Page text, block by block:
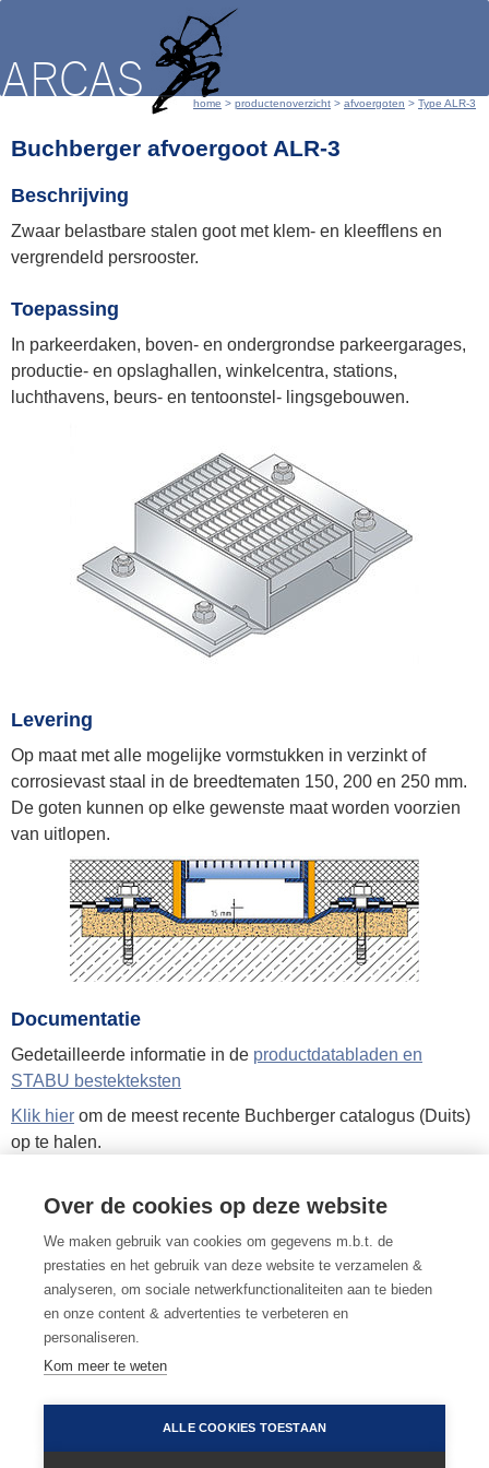
home > productenoverzicht > afvoergoten > Type ALR-3
Buchberger afvoergoot ALR-3
Beschrijving
Zwaar belastbare stalen goot met klem- en kleefflens en
vergrendeld persrooster.
Toepassing
In parkeerdaken, boven- en ondergrondse parkeergarages,
productie- en opslaghallen, winkelcentra, stations,
luchthavens, beurs- en tentoonstel- lingsgebouwen.
Levering
Op maat met alle mogelijke vormstukken in verzinkt of
corrosievast staal in de breedtematen 150, 200 en 250 mm.
De goten kunnen op elke gewenste maat worden voorzien
van uitlopen.
Documentatie
Gedetailleerde informatie in de productdatabladen en
STABU bestekteksten
Klik hier om de meest recente Buchberger catalogus (Duits)
op te halen.
MEER INFORMATIE OF ADVIES NODIG?
LAAT ONS U BELLENofSTUUR EEN MAILTJE
algemene voorwaarden • gebruiksvoorwaarden
Over de cookies op deze website
We maken gebruik van cookies om gegevens m.b.t. de
prestaties en het gebruik van deze website te verzamelen &
analyseren, om sociale netwerkfunctionaliteiten aan te bieden
en onze content & advertenties te verbeteren en
personaliseren.
Kom meer te weten
ALLE COOKIES TOESTAAN